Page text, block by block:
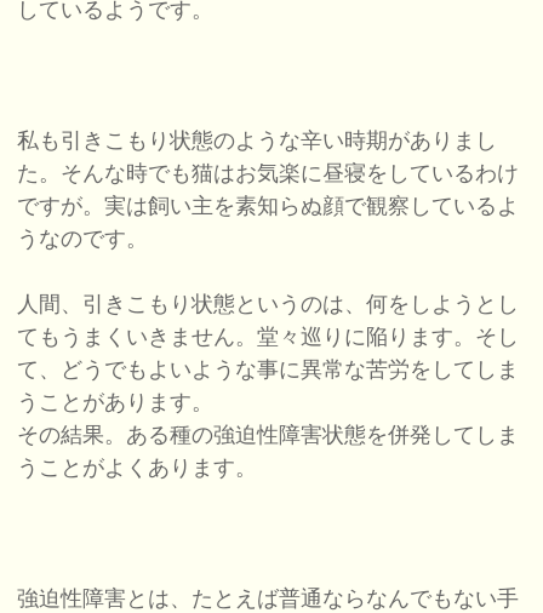
しているようです。
私も引きこもり状態のような辛い時期がありまし
た。そんな時でも猫はお気楽に昼寝をしているわけ
ですが。実は飼い主を素知らぬ顔で観察しているよ
うなのです。
人間、引きこもり状態というのは、何をしようとし
てもうまくいきません。堂々巡りに陥ります。そし
て、どうでもよいような事に異常な苦労をしてしま
うことがあります。
その結果。ある種の強迫性障害状態を併発してしま
うことがよくあります。
強迫性障害とは、たとえば普通ならなんでもない手